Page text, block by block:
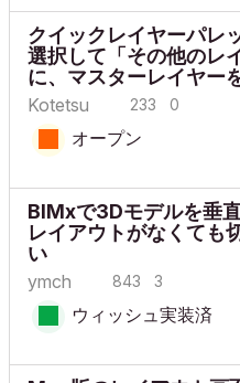
クイックレイヤーパレ
選択して「その他のレ
に、マスターレイヤー
Kotetsu 233 0
オープン
BIMxで3Dモデルを垂
レイアウトがなくても
い
ymch 843 3
ウィッシュ実装済